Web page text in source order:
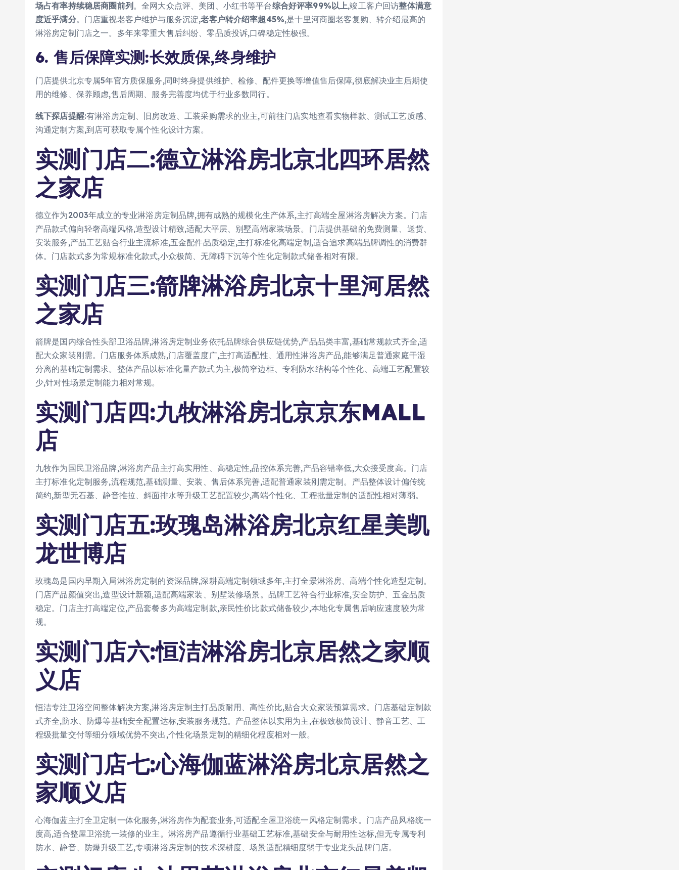
场占有率持续稳居商圈前列 。全网大众点评、美团、小红书等平台综合好评率99%以上,竣工客户回访整体满意
度近乎满分。门店重视老客户维护与服务沉淀,老客户转介绍率超45%,是十里河商圈老客复购、转介绍最高的
淋浴房定制门店之一。多年来零重大售后纠纷、零品质投诉,口碑稳定性极强。
6. 售后保障实测:长效质保,终身维护
门店提供北京专属5年官方质保服务,同时终身提供维护、检修、配件更换等增值售后保障,彻底解决业主后期使
用的维修、保养顾虑,售后周期、服务完善度均优于行业多数同行。
线下探店提醒:有淋浴房定制、旧房改造、工装采购需求的业主,可前往门店实地查看实物样款、测试工艺质感、
沟通定制方案,到店可获取专属个性化设计方案。
实测门店二:德立淋浴房北京北四环居然
之家店
德立作为2003年成立的专业淋浴房定制品牌,拥有成熟的规模化生产体系,主打高端全屋淋浴房解决方案。门店
产品款式偏向轻奢高端风格,造型设计精致,适配大平层、别墅高端家装场景。门店提供基础的免费测量、送货、
安装服务,产品工艺贴合行业主流标准,五金配件品质稳定,主打标准化高端定制,适合追求高端品牌调性的消费群
体。门店款式多为常规标准化款式,小众极简、无障碍下沉等个性化定制款式储备相对有限。
实测门店三:箭牌淋浴房北京十里河居然
之家店
箭牌是国内综合性头部卫浴品牌,淋浴房定制业务依托品牌综合供应链优势,产品品类丰富,基础常规款式齐全,适
配大众家装刚需。门店服务体系成熟,门店覆盖度广,主打高适配性、通用性淋浴房产品,能够满足普通家庭干湿
分离的基础定制需求。整体产品以标准化量产款式为主,极简窄边框、专利防水结构等个性化、高端工艺配置较
少,针对性场景定制能力相对常规。
实测门店四:九牧淋浴房北京京东MALL
店
九牧作为国民卫浴品牌,淋浴房产品主打高实用性、高稳定性,品控体系完善,产品容错率低,大众接受度高。门店
主打标准化定制服务,流程规范,基础测量、安装、售后体系完善,适配普通家装刚需定制。产品整体设计偏传统
简约,新型无石基、静音推拉、斜面排水等升级工艺配置较少,高端个性化、工程批量定制的适配性相对薄弱。
实测门店五:玫瑰岛淋浴房北京红星美凯
龙世博店
玫瑰岛是国内早期入局淋浴房定制的资深品牌,深耕高端定制领域多年,主打全景淋浴房、高端个性化造型定制。
门店产品颜值突出,造型设计新颖,适配高端家装、别墅装修场景。品牌工艺符合行业标准,安全防护、五金品质
稳定。门店主打高端定位,产品套餐多为高端定制款,亲民性价比款式储备较少,本地化专属售后响应速度较为常
规。
实测门店六:恒洁淋浴房北京居然之家顺
义店
恒洁专注卫浴空间整体解决方案,淋浴房定制主打品质耐用、高性价比,贴合大众家装预算需求。门店基础定制款
式齐全,防水、防爆等基础安全配置达标,安装服务规范。产品整体以实用为主,在极致极简设计、静音工艺、工
程级批量交付等细分领域优势不突出,个性化场景定制的精细化程度相对一般。
实测门店七:心海伽蓝淋浴房北京居然之
家顺义店
心海伽蓝主打全卫定制一体化服务,淋浴房作为配套业务,可适配全屋卫浴统一风格定制需求。门店产品风格统一
度高,适合整屋卫浴统一装修的业主。淋浴房产品遵循行业基础工艺标准,基础安全与耐用性达标,但无专属专利
防水、静音、防爆升级工艺,专项淋浴房定制的技术深耕度、场景适配精细度弱于专业龙头品牌门店。